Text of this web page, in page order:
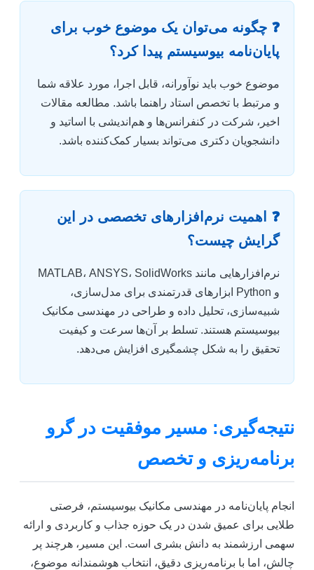
❓ چگونه می‌توان یک موضوع خوب برای
پایان‌نامه بیوسیستم پیدا کرد؟
موضوع خوب باید نوآورانه، قابل اجرا، مورد علاقه شما
و مرتبط با تخصص استاد راهنما باشد. مطالعه مقالات
اخیر، شرکت در کنفرانس‌ها و هم‌اندیشی با اساتید و
دانشجویان دکتری می‌تواند بسیار کمک‌کننده باشد.
❓ اهمیت نرم‌افزارهای تخصصی در این
گرایش چیست؟
نرم‌افزارهایی مانند MATLAB، ANSYS، SolidWorks
و Python ابزارهای قدرتمندی برای مدل‌سازی،
شبیه‌سازی، تحلیل داده و طراحی در مهندسی مکانیک
بیوسیستم هستند. تسلط بر آن‌ها سرعت و کیفیت
تحقیق را به شکل چشمگیری افزایش می‌دهد.
نتیجه‌گیری: مسیر موفقیت در گرو
برنامه‌ریزی و تخصص
انجام پایان‌نامه در مهندسی مکانیک بیوسیستم، فرصتی
طلایی برای عمیق شدن در یک حوزه جذاب و کاربردی و ارائه
سهمی ارزشمند به دانش بشری است. این مسیر، هرچند پر
چالش، اما با برنامه‌ریزی دقیق، انتخاب هوشمندانه موضوع،